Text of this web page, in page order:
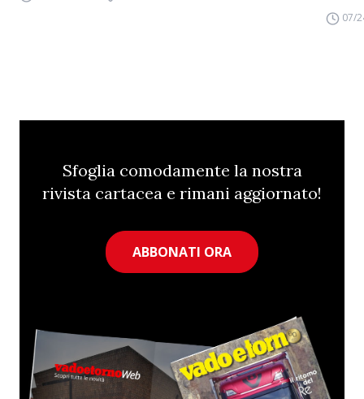
07/
Sfoglia comodamente la nostra
rivista cartacea e rimani aggiornato!
ABBONATI ORA